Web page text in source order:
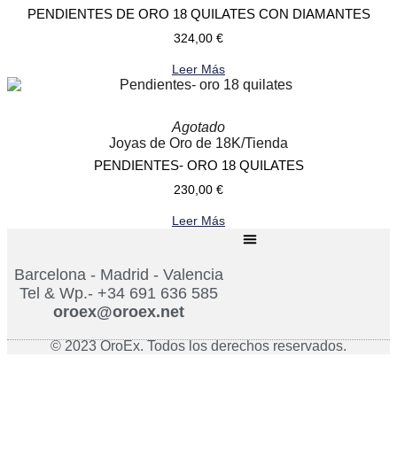
PENDIENTES DE ORO 18 QUILATES CON DIAMANTES
324,00 €
Leer Más
Agotado
Joyas de Oro de 18K/Tienda
PENDIENTES- ORO 18 QUILATES
230,00 €
Leer Más
Barcelona - Madrid - Valencia
Tel & Wp.- +34 691 636 585
oroex@oroex.net
© 2023 OroEx. Todos los derechos reservados.